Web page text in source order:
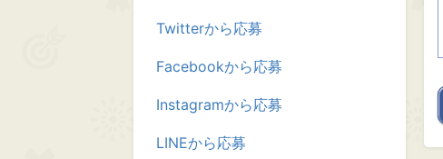
Twitterから応募
Facebookから応募
Instagramから応募
LINEから応募